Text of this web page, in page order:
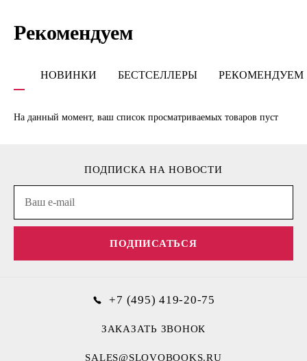
Рекомендуем
НОВИНКИ БЕСТСЕЛЛЕРЫ РЕКОМЕНДУЕМ
На данный момент, ваш список просматриваемых товаров пуст
ПОДПИСКА НА НОВОСТИ
ПОДПИСАТЬСЯ
+7 (495) 419-20-75
ЗАКАЗАТЬ ЗВОНОК
SALES@SLOVOBOOKS.RU